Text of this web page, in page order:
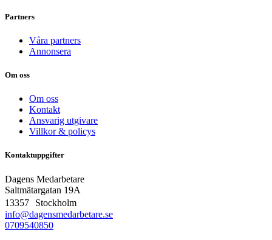
Partners
Våra partners
Annonsera
Om oss
Om oss
Kontakt
Ansvarig utgivare
Villkor & policys
Kontaktuppgifter
Dagens Medarbetare
Saltmätargatan 19A
13357 Stockholm
info@dagensmedarbetare.se
0709540850